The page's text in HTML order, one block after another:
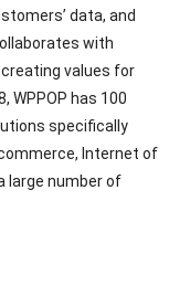
data, and
with
values for
WPPOP has 100
specifically
, Internet of
large number of